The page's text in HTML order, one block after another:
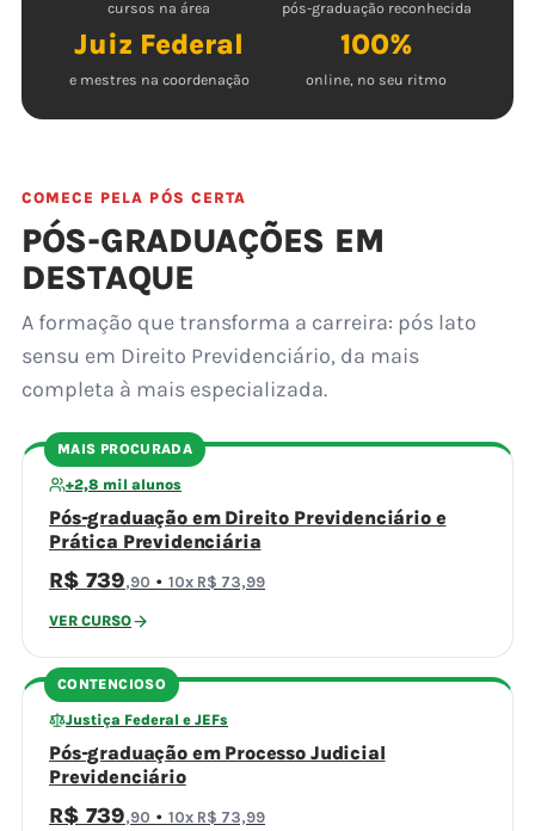
cursos na área pós-graduação reconhecida
Juiz Federal
e mestres na coordenação
100%
online, no seu ritmo
COMECE PELA PÓS CERTA
PÓS-GRADUAÇÕES EM
DESTAQUE
A formação que transforma a carreira: pós lato
sensu em Direito Previdenciário, da mais
completa à mais especializada.
MAIS PROCURADA
+2,8 mil alunos
Pós-graduação em Direito Previdenciário e
Prática Previdenciária
R$ 739,90 · 10x R$ 73,99
VER CURSO
CONTENCIOSO
Justiça Federal e JEFs
Pós-graduação em Processo Judicial
Previdenciário
R$ 739,90 · 10x R$ 73,99